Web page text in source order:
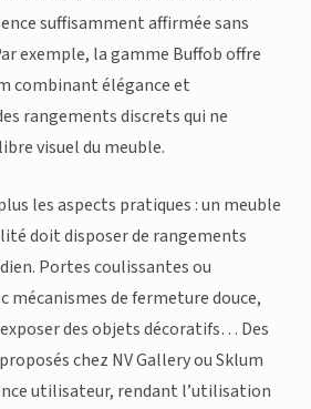
suffisamment affirmée sans
exemple, la gamme Buffob offre
combinant élégance et
rangements discrets qui ne
visuel du meuble.
les aspects pratiques : un meuble
doit disposer de rangements
Portes coulissantes ou
de fermeture douce,
des objets décoratifs… Des
chez NV Gallery ou Sklum
utilisateur, rendant l’utilisation